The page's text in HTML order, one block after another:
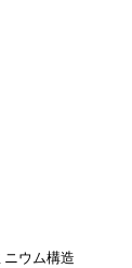
ニウム構造